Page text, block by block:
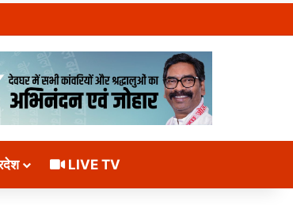
LIVE TV